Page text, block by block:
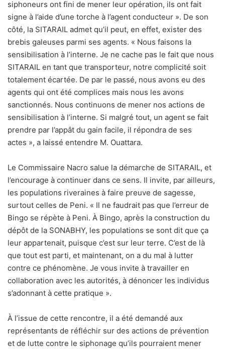
siphoneurs ont fini de mener leur opération, ils ont fait
signe à l’aide d’une torche à l’agent conducteur ». De son
côté, la SITARAIL admet qu’il peut, en effet, exister des
brebis galeuses parmi ses agents. « Nous faisons la
sensibilisation à l’interne. Je ne cache pas le fait que nous
SITARAIL en tant que transporteur, notre complicité soit
totalement écartée. De par le passé, nous avons eu des
agents qui ont été complices mais nous les avons
sanctionnés. Nous continuons de mener nos actions de
sensibilisation à l’interne. Si malgré tout, un agent se fait
prendre par l’appât du gain facile, il répondra de ses
actes », a laissé entendre M. Ouattara.
Le Commissaire Nacro salue la démarche de SITARAIL, et
l’encourage à continuer dans ce sens. Il invite, par ailleurs,
les populations riveraines à faire preuve de sagesse,
surtout celles de Peni. « Il ne faudrait pas que l’erreur de
Bingo se répète à Peni. À Bingo, après la construction du
dépôt de la SONABHY, les populations se sont dit que ça
leur appartenait, puisque c’est sur leur terre. C’est de là
que tout est parti, et maintenant, on a du mal à lutter
contre ce phénomène. Je vous invite à travailler en
collaboration avec les autorités, à dénoncer les individus
s’adonnant à cette pratique ».
À l’issue de cette rencontre, il a été demandé aux
représentants de réfléchir sur des actions de prévention
et de lutte contre le siphonage qu’ils pourraient mener